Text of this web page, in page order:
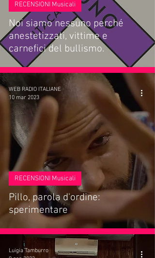
Noi siamo nessuno perché
anestetizzati, vittime e
carnefici del bullismo.
RECENSIONI Musicali
Pillo, parola d'ordine:
sperimentare
RECENSIONI Musicali
WEB RADIO ITALIANE
10 mar 2023
Luigia Tamburro